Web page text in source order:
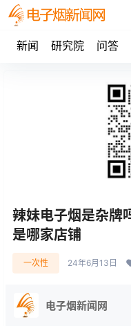
新闻 研究院 问答
辣妹电子烟是杂牌
是哪家店铺
一次性 24年6月13日
电子烟新闻网